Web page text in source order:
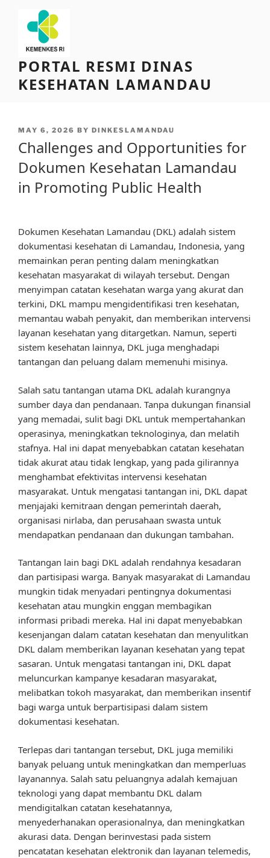
content
PORTAL RESMI DINAS
KESEHATAN LAMANDAU
POSTED
ON
MAY 6, 2026 BY DINKESLAMANDAU
Challenges and Opportunities for
Dokumen Kesehatan Lamandau
in Promoting Public Health
Dokumen Kesehatan Lamandau (DKL) adalah sistem
dokumentasi kesehatan di Lamandau, Indonesia, yang
memainkan peran penting dalam meningkatkan
kesehatan masyarakat di wilayah tersebut. Dengan
menyimpan catatan kesehatan warga yang akurat dan
terkini, DKL mampu mengidentifikasi tren kesehatan,
memantau wabah penyakit, dan memberikan intervensi
layanan kesehatan yang ditargetkan. Namun, seperti
sistem kesehatan lainnya, DKL juga menghadapi
tantangan dan peluang dalam memenuhi misinya.
Salah satu tantangan utama DKL adalah kurangnya
sumber daya dan pendanaan. Tanpa dukungan finansial
yang memadai, sulit bagi DKL untuk mempertahankan
operasinya, meningkatkan teknologinya, dan melatih
stafnya. Hal ini dapat menyebabkan catatan kesehatan
tidak akurat atau tidak lengkap, yang pada gilirannya
menghambat efektivitas intervensi kesehatan
masyarakat. Untuk mengatasi tantangan ini, DKL dapat
menjajaki kemitraan dengan pemerintah daerah,
organisasi nirlaba, dan perusahaan swasta untuk
mendapatkan pendanaan dan dukungan tambahan.
Tantangan lain bagi DKL adalah rendahnya kesadaran
dan partisipasi warga. Banyak masyarakat di Lamandau
mungkin tidak menyadari pentingnya dokumentasi
kesehatan atau mungkin enggan membagikan
informasi pribadi mereka. Hal ini dapat menyebabkan
kesenjangan dalam catatan kesehatan dan menyulitkan
DKL dalam memberikan layanan kesehatan yang tepat
sasaran. Untuk mengatasi tantangan ini, DKL dapat
meluncurkan kampanye kesadaran masyarakat,
melibatkan tokoh masyarakat, dan memberikan insentif
bagi warga untuk berpartisipasi dalam sistem
dokumentasi kesehatan.
Terlepas dari tantangan tersebut, DKL juga memiliki
banyak peluang untuk meningkatkan dan memperluas
layanannya. Salah satu peluangnya adalah kemajuan
teknologi yang dapat membantu DKL dalam
mendigitalkan catatan kesehatannya,
menyederhanakan operasionalnya, dan meningkatkan
akurasi data. Dengan berinvestasi pada sistem
pencatatan kesehatan elektronik dan layanan telemedis,